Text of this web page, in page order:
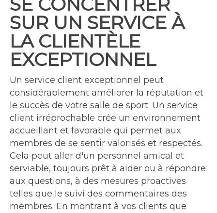
SUR UN SERVICE À
LA CLIENTÈLE
EXCEPTIONNEL
Un service client exceptionnel peut
considérablement améliorer la réputation et
le succès de votre salle de sport. Un service
client irréprochable crée un environnement
accueillant et favorable qui permet aux
membres de se sentir valorisés et respectés.
Cela peut aller d'un personnel amical et
serviable, toujours prêt à aider ou à répondre
aux questions, à des mesures proactives
telles que le suivi des commentaires des
membres. En montrant à vos clients que